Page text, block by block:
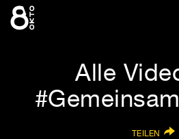
Zum
Inhalt
Alle
TEILEN